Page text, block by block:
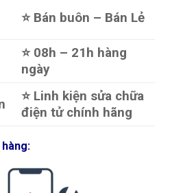
⭐️ Bán buôn – Bán Lẻ
⭐️ 08h – 21h hàng
ngày
⭐️ Linh kiện sửa chữa
điện tử chính hãng